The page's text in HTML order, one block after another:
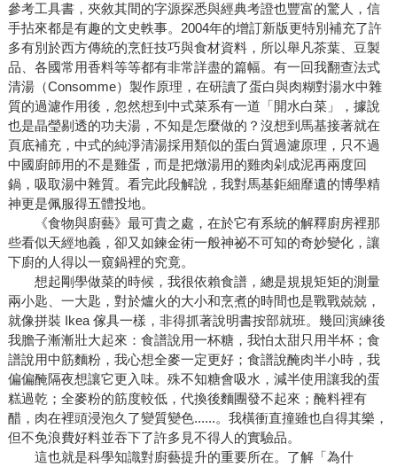
參考工具書，夾敘其間的字源探悉與經典考證也豐富的驚人，信
手拈來都是有趣的文史軼事。2004年的增訂新版更特別補充了許
多有別於西方傳統的烹飪技巧與食材資料，所以舉凡茶葉、豆製
品、各國常用香料等等都有非常詳盡的篇幅。有一回我翻查法式
清湯（Consomme）製作原理，在研讀了蛋白與肉糊對湯水中雜
質的過濾作用後，忽然想到中式菜系有一道「開水白菜」，據說
也是晶瑩剔透的功夫湯，不知是怎麼做的？沒想到馬基接著就在
頁底補充，中式的純淨清湯採用類似的蛋白質過濾原理，只不過
中國廚師用的不是雞蛋，而是把燉湯用的雞肉剁成泥再兩度回
鍋，吸取湯中雜質。看完此段解說，我對馬基鉅細靡遺的博學精
神更是佩服得五體投地。
《食物與廚藝》最可貴之處，在於它有系統的解釋廚房裡那
些看似天經地義，卻又如鍊金術一般神祕不可知的奇妙變化，讓
下廚的人得以一窺鍋裡的究竟。
想起剛學做菜的時候，我很依賴食譜，總是規規矩矩的測量
兩小匙、一大匙，對於爐火的大小和烹煮的時間也是戰戰兢兢，
就像拼裝 Ikea 傢具一樣，非得抓著說明書按部就班。幾回演練後
我膽子漸漸壯大起來：食譜說用一杯糖，我怕太甜只用半杯；食
譜說用中筋麵粉，我心想全麥一定更好；食譜說醃肉半小時，我
偏偏醃隔夜想讓它更入味。殊不知糖會吸水，減半使用讓我的蛋
糕過乾；全麥粉的筋度較低，代換後麵團發不起來；醃料裡有
醋，肉在裡頭浸泡久了變質變色......。我橫衝直撞雖也自得其樂，
但不免浪費好料並吞下了許多見不得人的實驗品。
這也就是科學知識對廚藝提升的重要所在。了解「為什